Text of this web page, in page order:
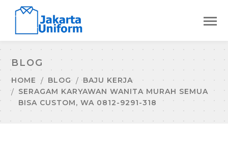
BLOG
HOME BLOG
BAJU KERJA
SERAGAM KARYAWAN WANITA MURAH SEMUA
BISA CUSTOM, WA 0812-9291-318